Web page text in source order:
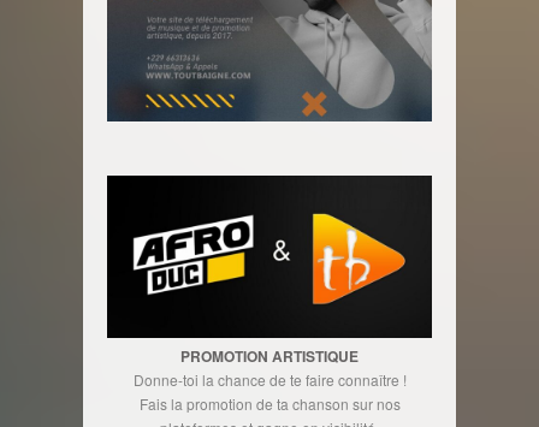
PROMOTION ARTISTIQUE
Donne-toi la chance de te faire connaître !
Fais la promotion de ta chanson sur nos